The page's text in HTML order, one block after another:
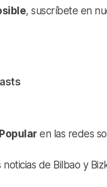
, suscríbete en
en las redes
noticias de Bilbao y